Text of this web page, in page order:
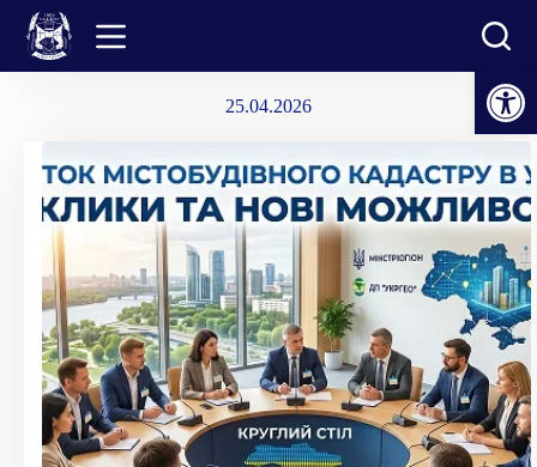
Відкрити Панель інструментів
Перейти
вмісту
25.04.2026